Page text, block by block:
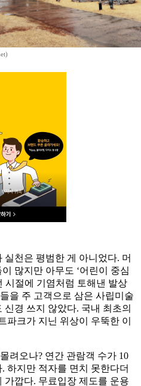
천은 평범한 게 아니었다. 머
많지만 아무도 ‘어린이 중심
시절에 기염처럼 토해낸 발상
을 주 고객으로 삼은 사립미술
경 쓰지 않았다. 국내 최초의
파크가 지닌 위상이 우뚝한 이
려오나? 연간 관람객 수가 10
하지만 적자를 면치 못한다더
가깝다. 무료입장 제도를 운용